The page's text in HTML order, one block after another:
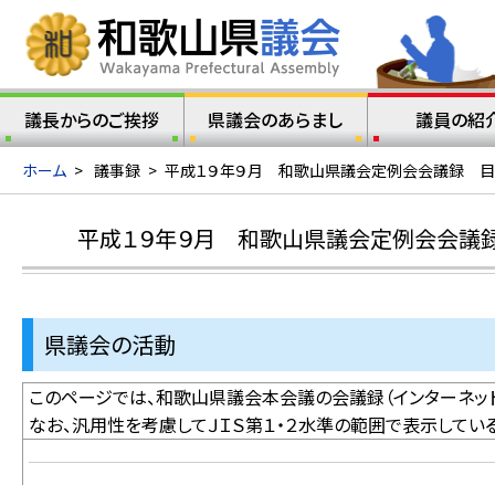
議長からのご挨拶 県議会のあらまし 議員の紹
ホーム > 議事録 > 平成１９年９月 和歌山県議会定例会会議録
平成１９年９月 和歌山県議会定例会会
県議会の活動
このページでは、和歌山県議会本会議の会議録（インターネ
なお、汎用性を考慮してＪＩＳ第１・２水準の範囲で表示して